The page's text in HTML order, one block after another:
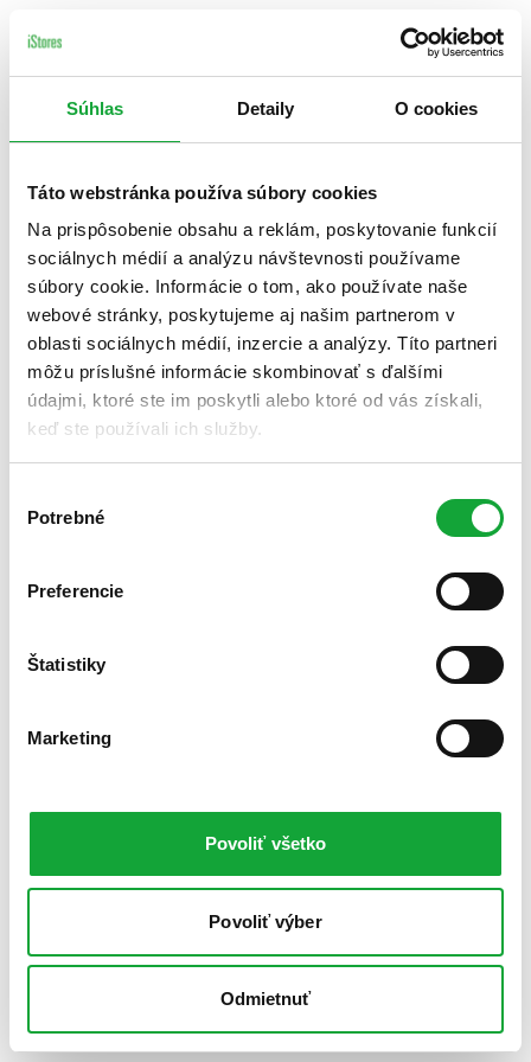
Súhlas Detaily O cookies
Táto webstránka používa súbory cookies
Na prispôsobenie obsahu a reklám, poskytovanie funkcií
sociálnych médií a analýzu návštevnosti používame
súbory cookie. Informácie o tom, ako používate naše
webové stránky, poskytujeme aj našim partnerom v
oblasti sociálnych médií, inzercie a analýzy. Títo partneri
môžu príslušné informácie skombinovať s ďalšími
údajmi, ktoré ste im poskytli alebo ktoré od vás získali,
keď ste používali ich služby.
súhlasu
Potrebné
Preferencie
Štatistiky
Marketing
Povoliť všetko
Povoliť výber
Odmietnuť